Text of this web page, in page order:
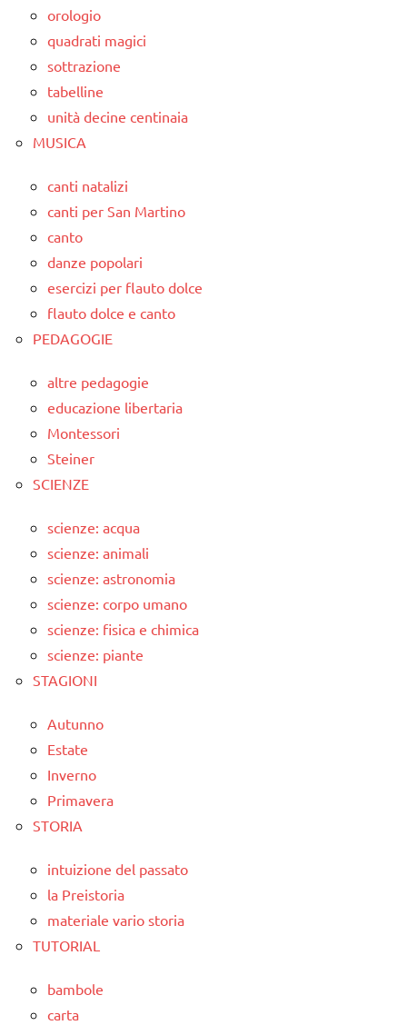
orologio
quadrati magici
sottrazione
tabelline
unità decine centinaia
MUSICA
canti natalizi
canti per San Martino
canto
danze popolari
esercizi per flauto dolce
flauto dolce e canto
PEDAGOGIE
altre pedagogie
educazione libertaria
Montessori
Steiner
SCIENZE
scienze: acqua
scienze: animali
scienze: astronomia
scienze: corpo umano
scienze: fisica e chimica
scienze: piante
STAGIONI
Autunno
Estate
Inverno
Primavera
STORIA
intuizione del passato
la Preistoria
materiale vario storia
TUTORIAL
bambole
carta